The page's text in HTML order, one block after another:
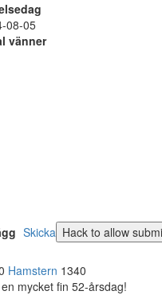
08-05
vänner
Skicka
Hamstern 1340
mycket fin 52-årsdag!